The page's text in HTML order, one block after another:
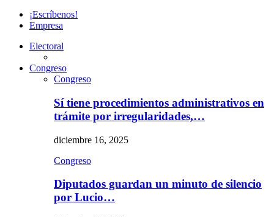
¡Escríbenos!
Empresa
Electoral
Congreso
Congreso
Sí tiene procedimientos administrativos en
trámite por irregularidades,…
diciembre 16, 2025
Congreso
Diputados guardan un minuto de silencio
por Lucio…